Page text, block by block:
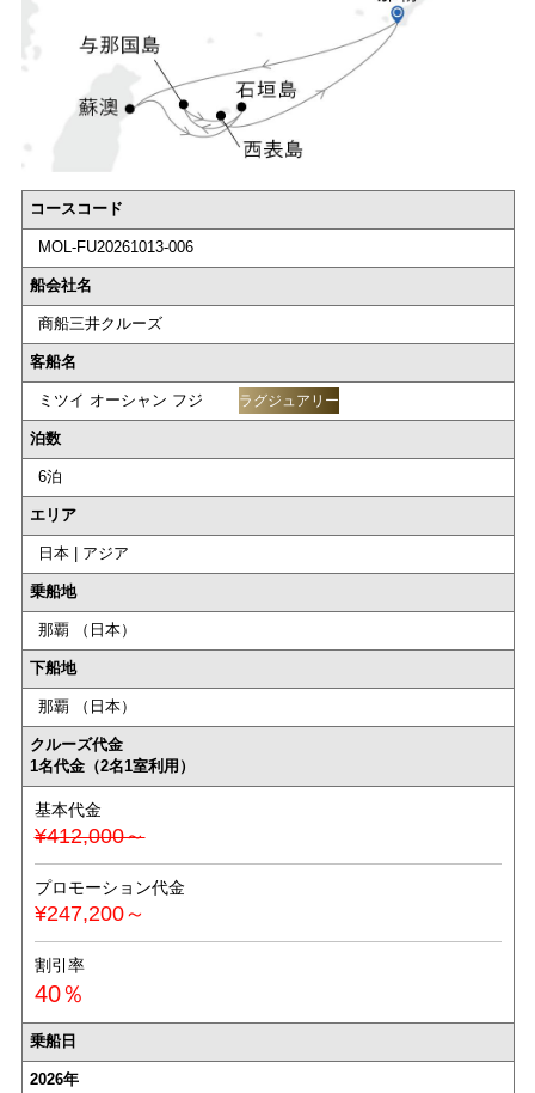
コースコード
MOL-FU20261013-006
船会社名
商船三井クルーズ
客船名
ミツイ オーシャン フジ ラグジュアリー
泊数
6泊
エリア
日本 | アジア
乗船地
那覇 （日本）
下船地
那覇 （日本）
クルーズ代金
1名代金（2名1室利用）
基本代金
¥412,000～
プロモーション代金
¥247,200～
割引率
40％
乗船日
2026年